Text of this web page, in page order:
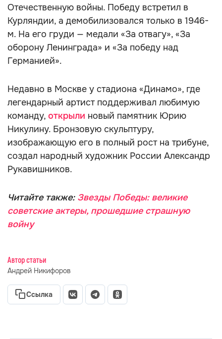
Отечественную войны. Победу встретил в
Курляндии, а демобилизовался только в 1946-
м. На его груди — медали «За отвагу», «За
оборону Ленинграда» и «За победу над
Германией».
Недавно в Москве у стадиона «Динамо», где
легендарный артист поддерживал любимую
команду, открыли новый памятник Юрию
Никулину. Бронзовую скульптуру,
изображающую его в полный рост на трибуне,
создал народный художник России Александр
Рукавишников.
Читайте также: Звезды Победы: великие
советские актеры, прошедшие страшную
войну
Автор статьи
Андрей Никифоров
Ссылка